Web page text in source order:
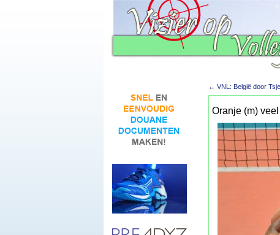
← VNL: België door
Oranje (m)